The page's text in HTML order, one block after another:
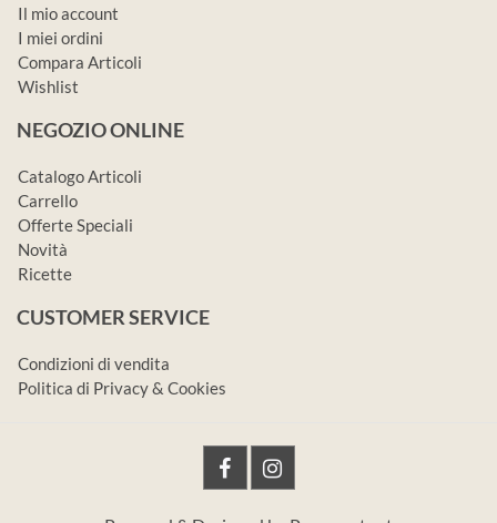
Il mio account
I miei ordini
Compara Articoli
Wishlist
NEGOZIO ONLINE
Catalogo Articoli
Carrello
Offerte Speciali
Novità
Ricette
CUSTOMER SERVICE
Condizioni di vendita
Politica di Privacy & Cookies